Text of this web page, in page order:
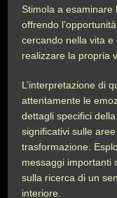
Stimola a esaminare
offrendo
cercando nella vita
realizzare la propria
L’interpretazione di
attentamente le
dettagli specifici
significativi sulle
trasformazione.
messaggi importanti
sulla ricerca di un
interiore.